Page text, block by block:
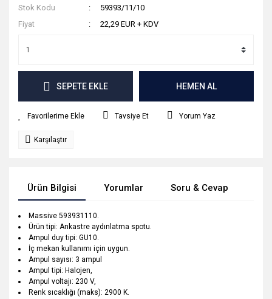
Stok Kodu
59393/11/10
Fiyat
22,29 EUR + KDV
SEPETE EKLE HEMEN AL
Tavsiye Et Yorum Yaz
Karşılaştır
Ürün Bilgisi Yorumlar Soru & Cevap
Massive 593931110.
Ürün tipi: Ankastre aydınlatma spotu.
Ampul duy tipi: GU10.
İç mekan kullanımı için uygun.
Ampul sayısı: 3 ampul
Ampul tipi: Halojen,
Ampul voltajı: 230 V,
Renk sıcaklığı (maks): 2900 K.